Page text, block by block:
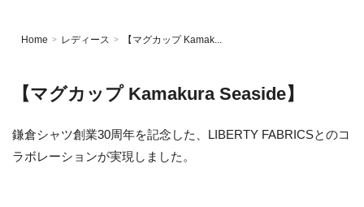
Home > レディース > 【マグカップ Kamak...
【マグカップ Kamakura Seaside】
鎌倉シャツ創業30周年を記念した、LIBERTY FABRICSとのコ
ラボレーションが実現しました。